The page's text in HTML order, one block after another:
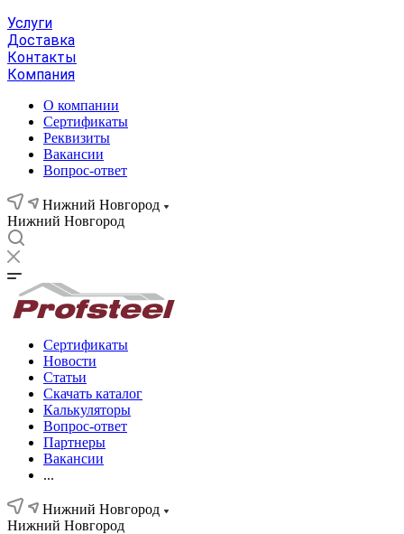
Услуги
Доставка
Контакты
Компания
О компании
Сертификаты
Реквизиты
Вакансии
Вопрос-ответ
Нижний Новгород
Нижний Новгород
Сертификаты
Новости
Статьи
Скачать каталог
Калькуляторы
Вопрос-ответ
Партнеры
Вакансии
...
Нижний Новгород
Нижний Новгород